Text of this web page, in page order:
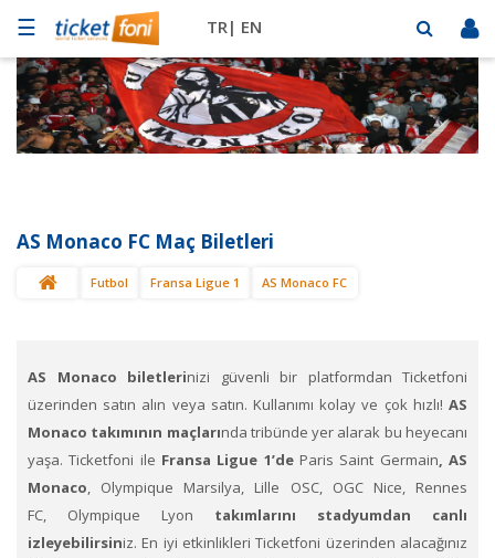
☰ TR| EN
Futbol
Basketbol
Mekanlar
Diğer
SAT
AS Monaco FC Maç Biletleri
Futbol Fransa Ligue 1 AS Monaco FC
AS Monaco biletlerinizi güvenli bir platformdan Ticketfoni
üzerinden satın alın veya satın. Kullanımı kolay ve çok hızlı! AS
Monaco takımının maçlarında tribünde yer alarak bu heyecanı
yaşa. Ticketfoni ile Fransa Ligue 1’deParis Saint Germain, AS
Monaco, Olympique Marsilya, Lille OSC, OGC Nice, Rennes
FC, Olympique Lyon takımlarını stadyumdan canlı
izleyebilirsiniz. En iyi etkinlikleri Ticketfoni üzerinden alacağınız